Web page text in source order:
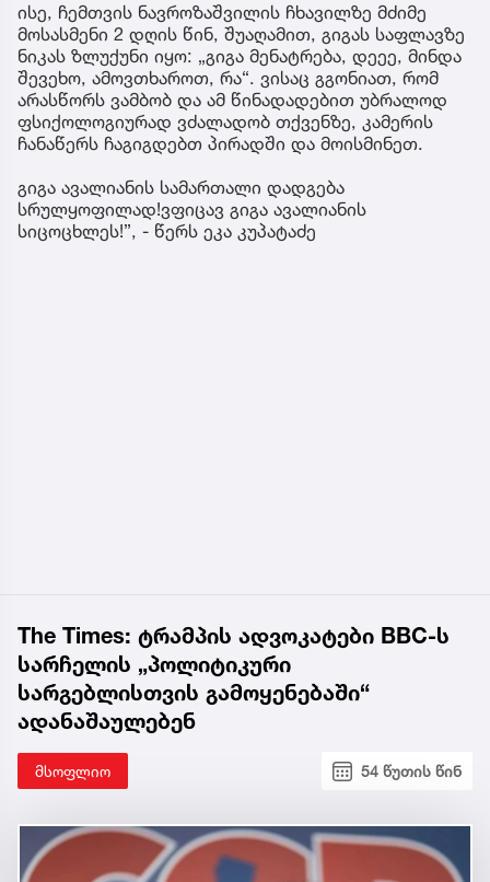
ისე, ჩემთვის ნავროზაშვილის ჩხავილზე მძიმე
მოსასმენი 2 დღის წინ, შუაღამით, გიგას საფლავზე
ნიკას ზლუქუნი იყო: „გიგა მენატრება, დეეე, მინდა
შევეხო, ამოვთხაროთ, რა“. ვისაც გგონიათ, რომ
არასწორს ვამბობ და ამ წინადადებით უბრალოდ
ფსიქოლოგიურად ვძალადობ თქვენზე, კამერის
ჩანაწერს ჩაგიგდებთ პირადში და მოისმინეთ.
გიგა ავალიანის სამართალი დადგება
სრულყოფილად!ვფიცავ გიგა ავალიანის
სიცოცხლეს!”, - წერს ეკა კუპატაძე
The Times: ტრამპის ადვოკატები BBC-ს
სარჩელის „პოლიტიკური
სარგებლისთვის გამოყენებაში“
ადანაშაულებენ
მსოფლიო 54 წუთის წინ